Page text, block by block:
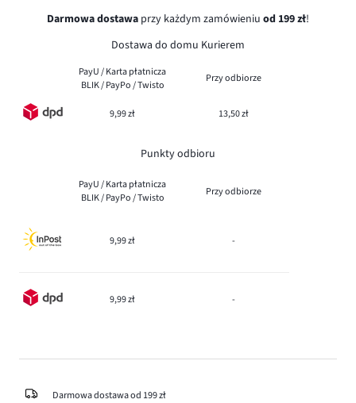
Darmowa dostawa przy każdym zamówieniu od 199 zł!
Dostawa do domu Kurierem
PayU / Karta płatnicza
BLIK / PayPo / Twisto
Przy odbiorze
9,99 zł 13,50 zł
Punkty odbioru
PayU / Karta płatnicza
BLIK / PayPo / Twisto
Przy odbiorze
9,99 zł -
9,99 zł -
Darmowa dostawa od 199 zł